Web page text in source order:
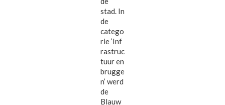
stad. In
de
catego
rie ‘Inf
rastruc
tuur en
brugge
n’ werd
de
Blauw